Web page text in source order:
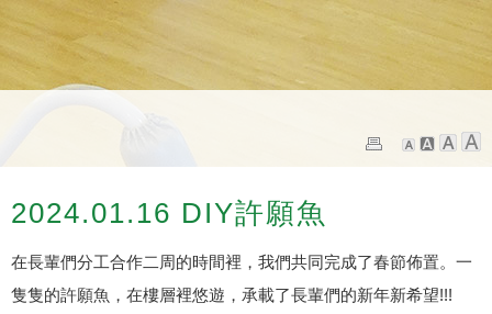
2024.01.16 DIY許願魚
在長輩們分工合作二周的時間裡，我們共同完成了春節佈置。一
隻隻的許願魚，在樓層裡悠遊，承載了長輩們的新年新希望!!!